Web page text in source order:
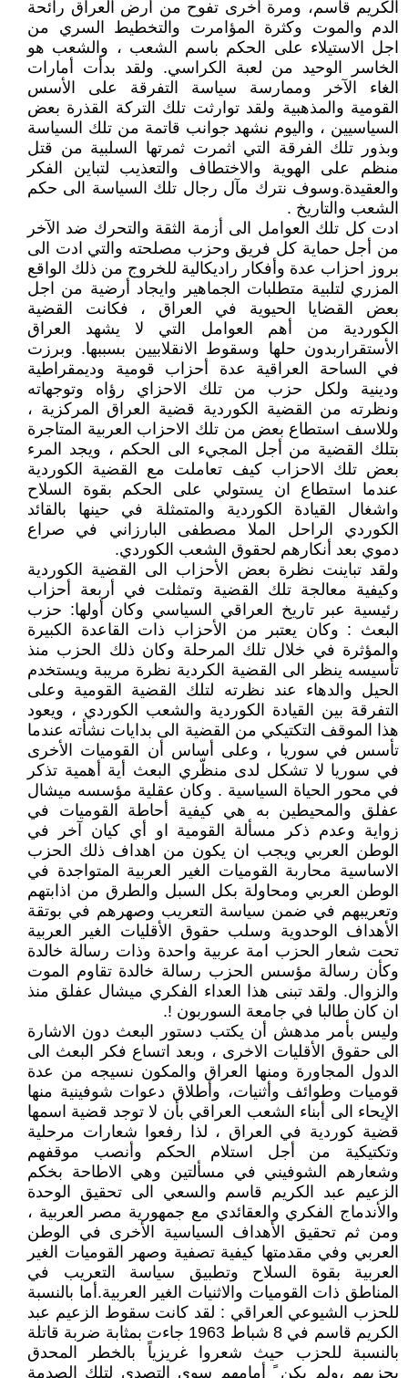
الكريم قاسم، ومرة أخرى تفوح من أرض العراق رائحة
الدم والموت وكثرة المؤامرت والتخطيط السري من
اجل الاستيلاء على الحكم باسم الشعب ، والشعب هو
الخاسر الوحيد من لعبة الكراسي. ولقد بدأت أمارات
الغاء الآخر وممارسة سياسة التفرقة على الأسس
القومية والمذهبية ولقد توارثت تلك التركة القذرة بعض
السياسيين ، واليوم نشهد جوانب قاتمة من تلك السياسة
وبذور تلك الفرقة التي اثمرت ثمرتها السلبية من قتل
منظم على الهوية والاختطاف والتعذيب لتباين الفكر
والعقيدة.وسوف نترك مآل رجال تلك السياسة الى حكم
الشعب والتاريخ .
ادت كل تلك العوامل الى أزمة الثقة والتحرك ضد الآخر
من أجل حماية كل فريق وحزب مصلحته والتي ادت الى
بروز احزاب عدة وأفكار راديكالية للخروج من ذلك الواقع
المزري لتلبية متطلبات الجماهير وايجاد أرضية من اجل
بعض القضايا الحيوية في العراق ، فكانت القضية
الكوردية من أهم العوامل التي لا يشهد العراق
الأستقراربدون حلها وسقوط الانقلابيين بسببها. وبرزت
في الساحة العراقية عدة أحزاب قومية وديمقراطية
ودينية ولكل حزب من تلك الاحزاي رؤاه وتوجهاته
ونظرته من القضية الكوردية قضية العراق المركزية ،
وللاسف استطاع بعض من تلك الاحزاب العربية المتاجرة
بتلك القضية من أجل المجيء الى الحكم ، ويجد المرء
بعض تلك الاحزاب كيف تعاملت مع القضية الكوردية
عندما استطاع ان يستولي على الحكم بقوة السلاح
واشغال القيادة الكوردية والمتمثلة في حينها بالقائد
الكوردي الراحل الملا مصطفى البارزاني في صراع
دموي بعد أنكارهم لحقوق الشعب الكوردي.
ولقد تباينت نظرة بعض الأحزاب الى القضية الكوردية
وكيفية معالجة تلك القضية وتمثلت في أربعة أحزاب
رئيسية عبر تاريخ العراقي السياسي وكان أولها: حزب
البعث : وكان يعتبر من الأحزاب ذات القاعدة الكبيرة
والمؤثرة في خلال تلك المرحلة وكان ذلك الحزب منذ
تأسيسه ينظر الى القضية الكردية نظرة مريبة ويستخدم
الحيل والدهاء عند نظرته لتلك القضية القومية وعلى
التفرقة بين القيادة الكوردية والشعب الكوردي ، ويعود
هذا الموقف التكتيكي من القضية الى بدايات نشأته عندما
تأسس في سوريا ، وعلى أساس أن القوميات الأخرى
في سوريا لا تشكل لدى منظّري البعث أية أهمية تذكر
في محور الحياة السياسية . وكان عقلية مؤسسه ميشال
عفلق والمحيطين به هي كيفية أحاطة القوميات في
زواية وعدم ذكر مسألة القومية او أي كيان آخر في
الوطن العربي ويجب ان يكون من اهداف ذلك الحزب
الاساسية محاربة القوميات الغير العربية المتواجدة في
الوطن العربي ومحاولة بكل السبل والطرق من اذابتهم
وتعريبهم في ضمن سياسة التعريب وصهرهم في بوتقة
الأهداف الوحدوية وسلب حقوق الأقليات الغير العربية
تحت شعار الحزب امة عربية واحدة وذات رسالة خالدة
وكأن رسالة مؤسس الحزب رسالة خالدة تقاوم الموت
والزوال. ولقد تبنى هذا العداء الفكري ميشال عفلق منذ
ان كان طالبا في جامعة السوربون !.
وليس بأمر مدهش أن يكتب دستور البعث دون الاشارة
الى حقوق الأقليات الاخرى ، وبعد اتساع فكر البعث الى
الدول المجاورة ومنها العراق والمكون نسيجه من عدة
قوميات وطوائف وأثنيات، وأطلاق دعوات شوفينية منها
الإيحاء الى أبناء الشعب العراقي بأن لا توجد قضية اسمها
قضية كوردية في العراق ، لذا رفعوا شعارات مرحلية
وتكتيكية من أجل استلام الحكم وأنصب موقفهم
وشعارهم الشوفيني في مسألتين وهي الاطاحة بخكم
الزعيم عبد الكريم قاسم والسعي الى تحقيق الوحدة
والأندماج الفكري والعقائدي مع جمهورية مصر العربية ،
ومن ثم تحقيق الأهداف السياسية الأخرى في الوطن
العربي وفي مقدمتها كيفية تصفية وصهر القوميات الغير
العربية بقوة السلاح وتطبيق سياسة التعريب في
المناطق ذات القوميات والاثنيات الغير العربية.أما بالنسبة
للحزب الشيوعي العراقي : لقد كانت سقوط الزعيم عبد
الكريم قاسم في 8 شباط 1963 جاءت بمثابة ضربة قاتلة
بالنسبة للحزب حيث شعروا غريزياً بالخطر المحدق
بحزبهم ،ولم يكن ً أمامهم سوى التصدي لتلك الصدمة